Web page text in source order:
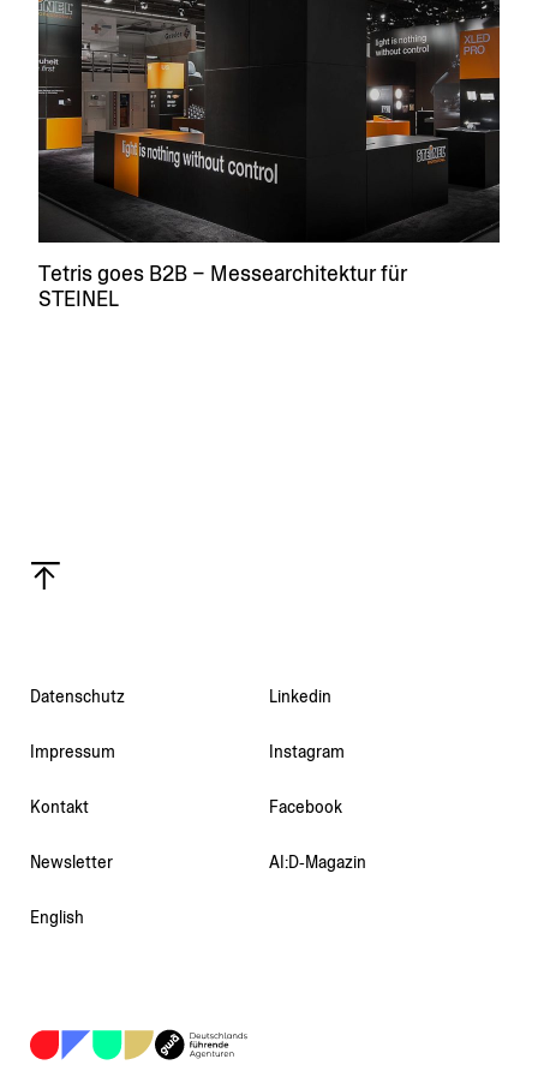
Tetris goes B2B – Messe­ar­chi­tektur für
STEINEL
Daten­schutz Linkedin
Impressum Instagram
Kontakt Facebook
Newsletter AI:D‑Magazin
English